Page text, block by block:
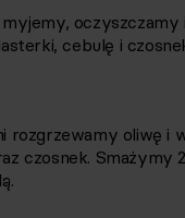
myjemy,
cebulę i
rozgrzewamy oliwę i
czosnek. Smażymy